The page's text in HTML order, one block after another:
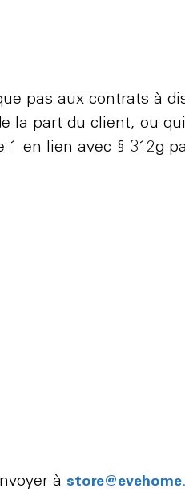
pas aux contrats à
la part du client, ou
en lien avec § 312g
à